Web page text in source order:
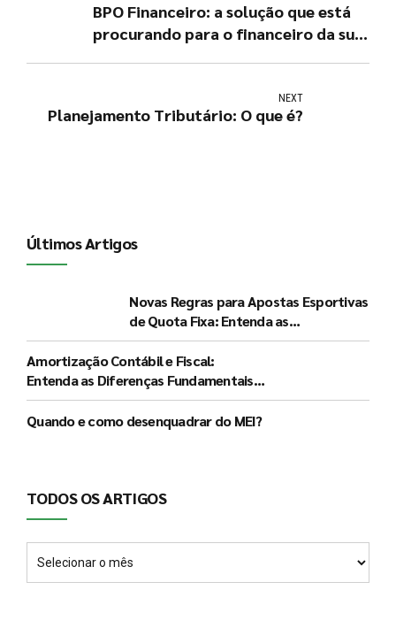
BPO Financeiro: a solução que está
procurando para o financeiro da sua
NEXT
Planejamento Tributário: O que é?
Últimos Artigos
Novas Regras para Apostas Esportivas
de Quota Fixa: Entenda as
Determinações do Governo e seus
Impactos
Amortização Contábil e Fiscal:
Entenda as Diferenças Fundamentais e
a Significância de Cada Procedimento
Quando e como desenquadrar do MEI?
TODOS OS ARTIGOS